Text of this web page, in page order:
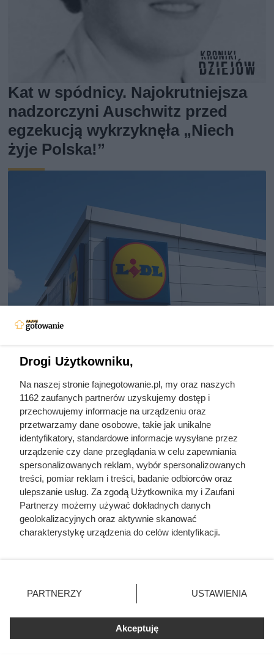
Kat w spódnicy. Najokrutniejsza
nadzorczyni Auschwitz przed
egzekucją wykrzyknęła „Niech
żyje Polska!”
Kawa z Lidla lepsza niż Lavazza?
Jej smak zaskakuje, a cena to
poezja!
Doprowadził do śmierci większej
liczby ludzi niż Hitler i Stalin
razem wzięci. Mimo to czczą go
Drogi Użytkowniku,
Na naszej stronie fajnegotowanie.pl, my oraz naszych
1162 zaufanych partnerów uzyskujemy dostęp i
przechowujemy informacje na urządzeniu oraz
przetwarzamy dane osobowe, takie jak unikalne
identyfikatory, standardowe informacje wysyłane przez
urządzenie czy dane przeglądania w celu zapewniania
spersonalizowanych reklam, wybór spersonalizowanych
treści, pomiar reklam i treści, badanie odbiorców oraz
ulepszanie usług. Za zgodą Użytkownika my i Zaufani
Partnerzy możemy używać dokładnych danych
geolokalizacyjnych oraz aktywnie skanować
charakterystykę urządzenia do celów identyfikacji.
zmienić/wycofać klikając przycisk ustawień prywatności
znajdujący się w lewym dolnym rogu strony
rodzaje przetwarzania danych nie wymagają zgody
użytkownika, ale masz prawo sprzeciwić się takiemu
przetwarzaniu. Preferencje będą miały zastosowania tylko
PARTNERZY USTAWIENIA
Akceptuję